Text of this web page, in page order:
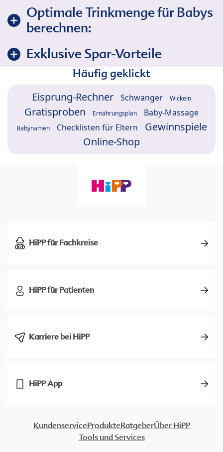
Optimale Trinkmenge für Babys
berechnen:
Exklusive Spar-Vorteile
Häufig geklickt
Eisprung-Rechner Schwanger Wickeln
Gratisproben Ernährungsplan Baby-Massage
Babynamen Checklisten für Eltern
Gewinnspiele
Online-Shop
HiPP für Fachkreise
HiPP für Patienten
Karriere bei HiPP
HiPP App
KundenserviceProdukteRatgeberÜber HiPP
Tools und Services